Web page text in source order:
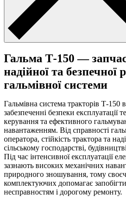
Гальма Т-150 —
надійної та безпечної
гальмівної системи
Гальмівна система тракторів Т-150
забезпеченні безпеки експлуатації
керування та ефективного
навантаженням. Від справності
оператора, стійкість трактора та
сільському господарстві,
Під час інтенсивної експлуатації
зазнають високих механічних
природного зношування, тому
комплектуючих допомагає
несправностям і дорогому ремонту.